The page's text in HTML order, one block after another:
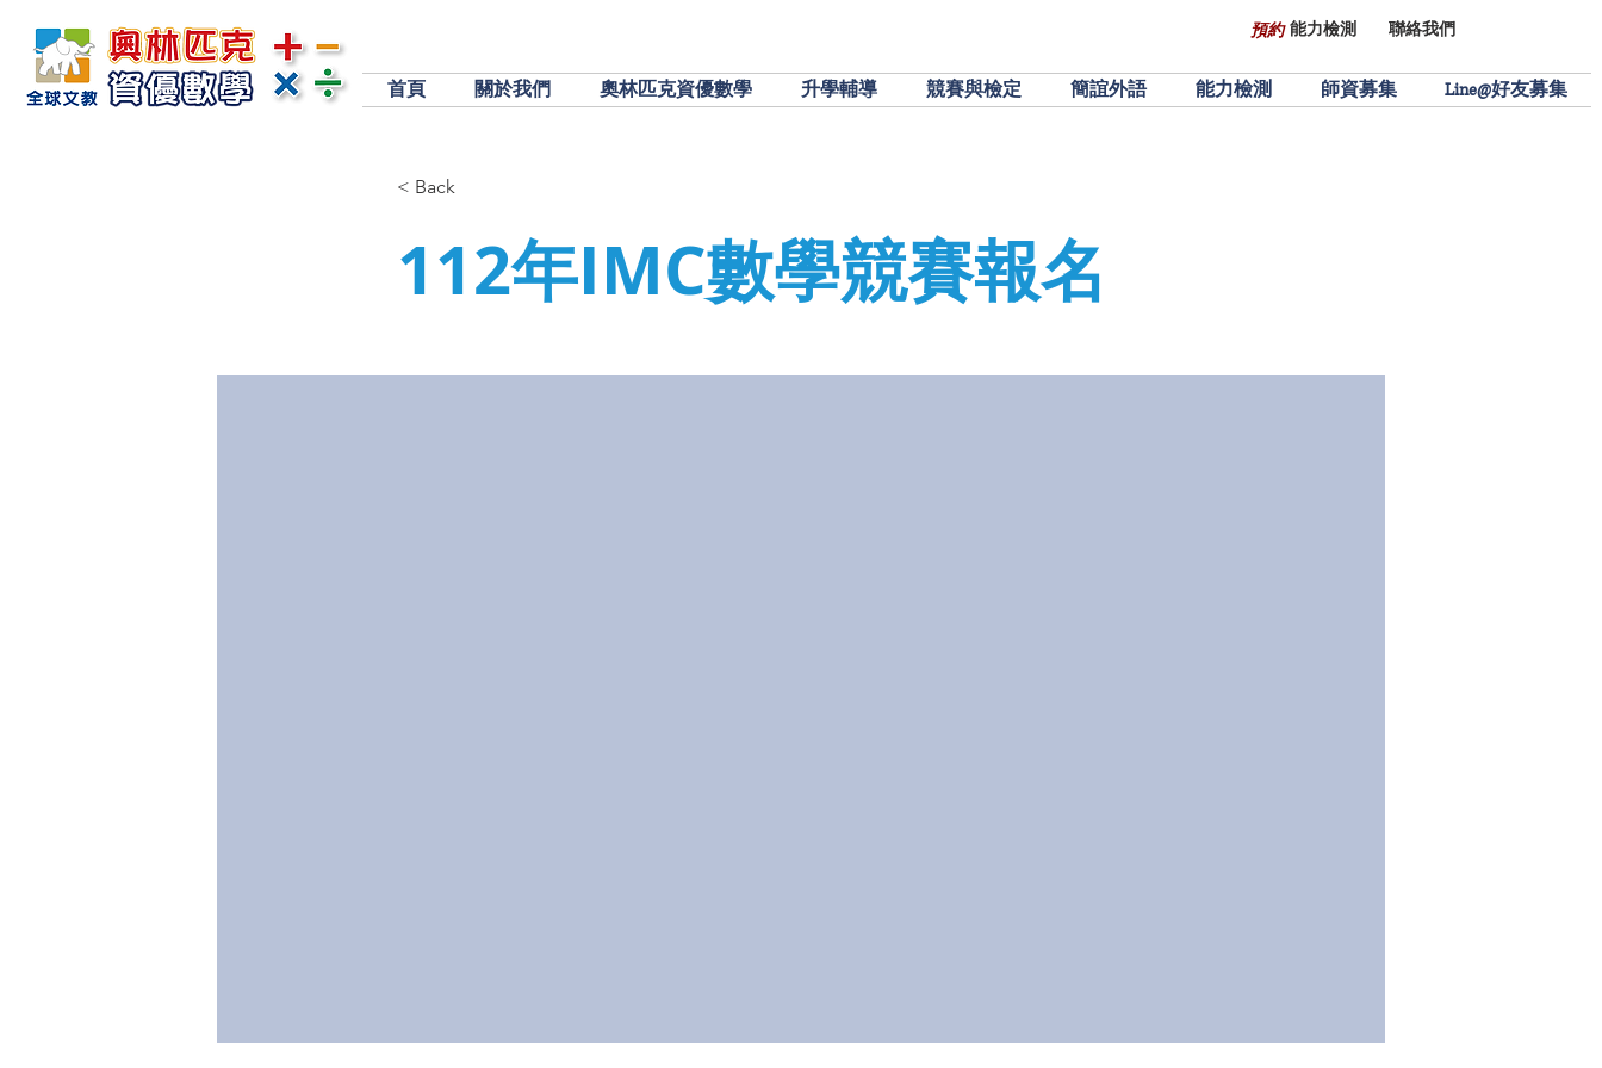
能力檢測
預約 聯絡我們
首頁 關於我們 奧林匹克資優數學 升學輔導 競賽與檢定 簡誼外語 能力檢測 師資募集 Line@好友募集
< Back
112年IMC數學競賽報名